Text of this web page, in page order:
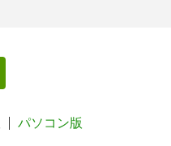
パソコン版